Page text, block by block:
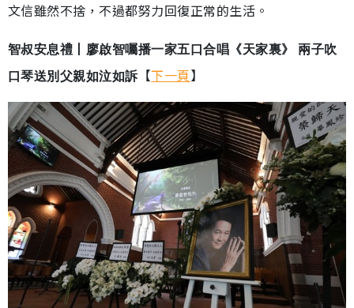
文信雖然不捨，不過都努力回復正常的生活。
智叔安息禮丨廖啟智囑播一家五口合唱《天家裏》 兩子吹
口琴送別父親如泣如訴【下一頁】